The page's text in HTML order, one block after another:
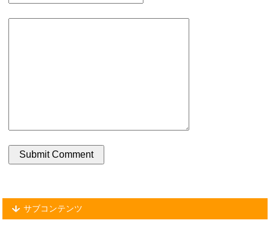
サブコンテンツ